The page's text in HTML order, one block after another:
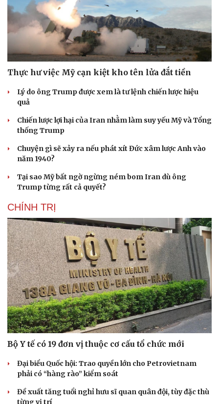
Thực hư việc Mỹ cạn kiệt kho tên lửa đắt tiền
Lý do ông Trump được xem là tư lệnh chiến lược hiệu
quả
Chiến lược lợi hại của Iran nhằm làm suy yếu Mỹ và Tổng
thống Trump
Chuyện gì sẽ xảy ra nếu phát xít Đức xâm lược Anh vào
năm 1940?
Tại sao Mỹ bất ngờ ngừng ném bom Iran dù ông
Trump từng rất cả quyết?
CHÍNH TRỊ
Bộ Y tế có 19 đơn vị thuộc cơ cấu tổ chức mới
Đại biểu Quốc hội: Trao quyền lớn cho Petrovietnam
phải có “hàng rào” kiểm soát
Đề xuất tăng tuổi nghỉ hưu sĩ quan quân đội, tùy đặc thù
từng vị trí